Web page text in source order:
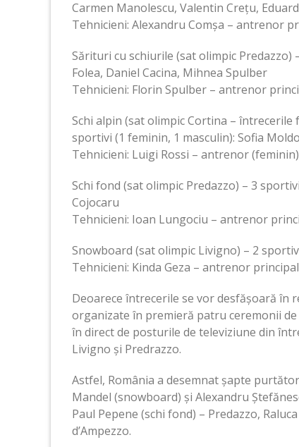
Carmen Manolescu, Valentin Crețu,
Tehnicieni: Alexandru Comșa – antrenor
Sărituri cu schiurile (sat olimpic Predazzo)
Folea, Daniel Cacina, Mihnea Spulber
Tehnicieni: Florin Spulber – antrenor
Schi alpin (sat olimpic Cortina –
sportivi (1 feminin, 1 masculin): Sofia
Tehnicieni: Luigi Rossi – antrenor
Schi fond (sat olimpic Predazzo) – 3
Cojocaru
Tehnicieni: Ioan Lungociu – antrenor
Snowboard (sat olimpic Livigno) – 2
Tehnicieni: Kinda Geza – antrenor
Deoarece întrecerile se vor desfășoară în
organizate în premieră patru ceremonii
în direct de posturile de televiziune din
Livigno și Predrazzo.
Astfel, România a desemnat șapte
Mandel (snowboard) și Alexandru
Paul Pepene (schi fond) – Predazzo,
d’Ampezzo.